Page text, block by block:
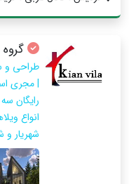
طراحی و
| مجری
رایگان
انواع
شهریار و